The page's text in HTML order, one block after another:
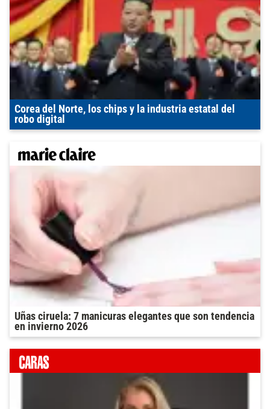
Corea del Norte, los chips y la industria estatal del
robo digital
Uñas ciruela: 7 manicuras elegantes que son tendencia
en invierno 2026